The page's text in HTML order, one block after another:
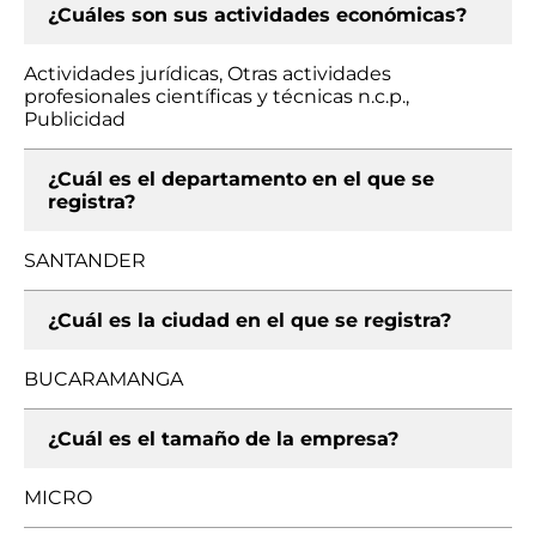
¿Cuáles son sus actividades económicas?
Actividades jurídicas, Otras actividades
profesionales científicas y técnicas n.c.p.,
Publicidad
¿Cuál es el departamento en el que se
registra?
SANTANDER
¿Cuál es la ciudad en el que se registra?
BUCARAMANGA
¿Cuál es el tamaño de la empresa?
MICRO